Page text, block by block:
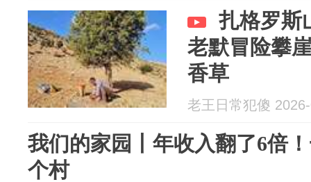
扎格罗斯
老默冒险攀
香草
老王日常犯傻
我们的家园丨年收入翻了6倍
个村